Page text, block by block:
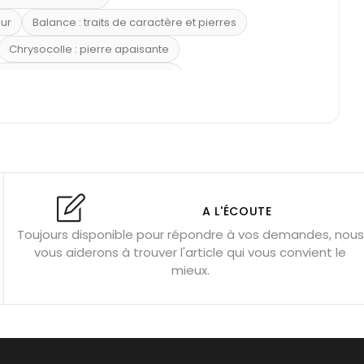
Balance : traits de caractère et pierres
Chrysocolle : pierre apaisante
Fluorite : pierre la plus colorée
Bracelets de perles pour homme
gemme ? Signification des pierres de naissance
A L'ÉCOUTE
Toujours disponible pour répondre à vos demandes, nous
vous aiderons à trouver l'article qui vous convient le
mieux.